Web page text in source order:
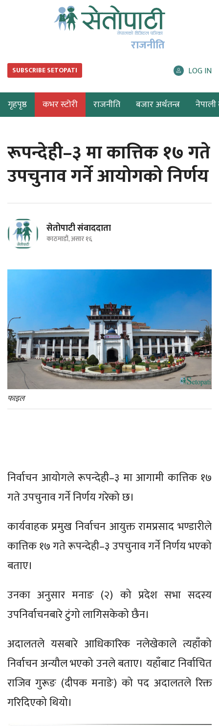
राजनीति
SUBSCRIBE SETOPATI LOG IN
गृहपृष्ठ कभर स्टोरी राजनीति बजार अर्थतन्त्र नेपाली
रूपन्देही–३ मा कात्तिक १७ गते
उपचुनाव गर्ने आयोगको निर्णय
सेतोपाटी संवाददाता
काठमाडौं, असार १६
फाइल
निर्वाचन आयोगले रूपन्देही–३ मा आगामी कात्तिक १७
गते उपचुनाव गर्ने निर्णय गरेको छ।
कार्यवाहक प्रमुख निर्वाचन आयुक्त रामप्रसाद भण्डारीले
कात्तिक १७ गते रूपन्देही–३ उपचुनाव गर्ने निर्णय भएको
बताए।
उनका अनुसार मनाङ (२) को प्रदेश सभा सदस्य
उपनिर्वाचनबारे टुंगो लागिसकेको छैन।
अदालतले यसबारे आधिकारिक नलेखेकाले त्यहाँको
निर्वाचन अन्यौल भएको उनले बताए। यहाँबाट निर्वाचित
राजिव गुरूङ (दीपक मनाङे) को पद अदालतले रिक्त
गरिदिएको थियो।